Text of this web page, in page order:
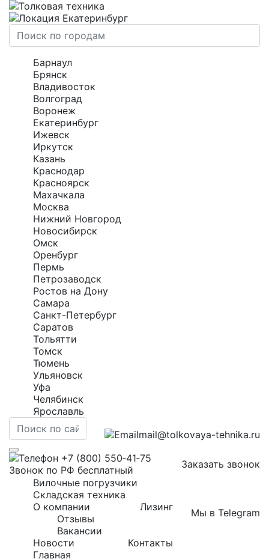
Екатеринбург
Барнаул
Брянск
Владивосток
Волгоград
Воронеж
Екатеринбург
Ижевск
Иркутск
Казань
Краснодар
Красноярск
Махачкала
Москва
Нижний Новгород
Новосибирск
Омск
Оренбург
Пермь
Петрозаводск
Ростов на Дону
Самара
Санкт-Петербург
Саратов
Тольятти
Томск
Тюмень
Ульяновск
Уфа
Челябинск
Ярославль
mail@tolkovaya-tehnika.ru
+7 (800) 550‑41‑75
Звонок по РФ бесплатный
Заказать звонок
Вилочные погрузчики
Складская техника
О компании
Отзывы
Вакансии
Лизинг
Новости Контакты
Мы в Telegram
Главная